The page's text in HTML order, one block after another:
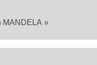
MANDELA »